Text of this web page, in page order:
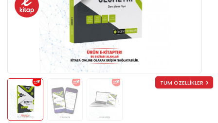
TÜM ÖZELLİKLER